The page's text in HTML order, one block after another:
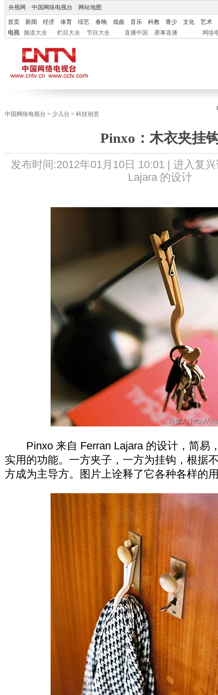
央视网 中国网络电视台 网站地图
首页 新闻 经济 体育 综艺 春晚 戏曲 音乐 科教 青少 文化
艺术
电视
频道大全 栏目大全 节目大全 直播中国 赛事直播 网络
中国网络电视台 > 少儿台 > 科技创意
Pinxo：木衣夹挂
发布时间:2012年01月10日 10:01 | 进入复
Lajara 的设计
Pinxo 来自 Ferran Lajara 的设计，简易
实用的功能。一方夹子，一方为挂钩，根据
方成为主导方。图片上诠释了它各种各样的